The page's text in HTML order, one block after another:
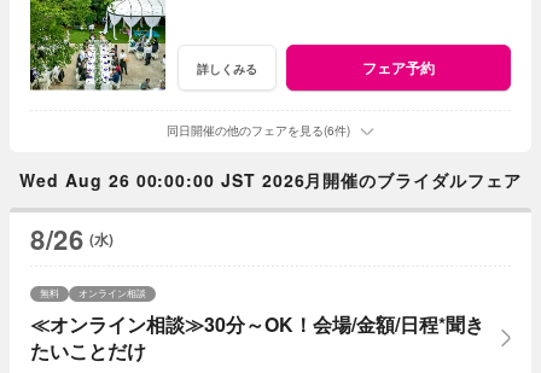
詳しくみる フェア予約
同日開催の他のフェアを見る(6件)
Wed Aug 26 00:00:00 JST 2026月開催のブライダルフェア
8/26 (水)
≪オンライン相談≫30分～OK！会場/金額/日程*聞き
たいことだけ
無料 オンライン相談